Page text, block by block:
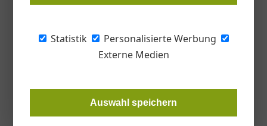
Statistik
Personalisierte Werbung
Externe Medien
Auswahl speichern
Mit 31. Oktober 2014 (vorbehaltlich der
internationale JAF-Gruppe mit Stammsitz in
Stockerau – in Österreich unter dem Namen J.
von DLH Asien und Afrika mit den
Zielmärkten China, Vietnam und Kamerun.